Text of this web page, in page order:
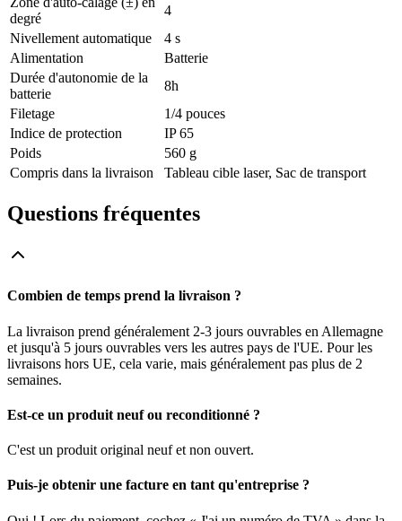
degré
4
Nivellement automatique
4 s
Alimentation
Batterie
Durée d'autonomie de la
batterie
8h
Filetage
1/4 pouces
Indice de protection
IP 65
Poids
560 g
Compris dans la livraison
Tableau cible laser, Sac de transport
Questions fréquentes
Combien de temps prend la livraison ?
La livraison prend généralement 2-3 jours ouvrables en Allemagne
et jusqu'à 5 jours ouvrables vers les autres pays de l'UE. Pour les
livraisons hors UE, cela varie, mais généralement pas plus de 2
semaines.
Est-ce un produit neuf ou reconditionné ?
C'est un produit original neuf et non ouvert.
Puis-je obtenir une facture en tant qu'entreprise ?